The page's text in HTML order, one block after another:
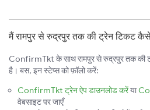
मैं रामपुर से रुद्रपुर तक की ट्रेन टिकट
ConfirmTkt के साथ रामपुर से रुद्रपुर तक की
है। बस, इन स्टेप्स को फ़ॉलो करें:
ConfirmTkt ट्रेन ऐप डाउनलोड करेंया
वेबसाइट पर जाएँ